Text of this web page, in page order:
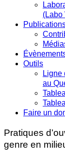
(Labo
Outils
Ligne
au
Faire un
Pratiques
genre en